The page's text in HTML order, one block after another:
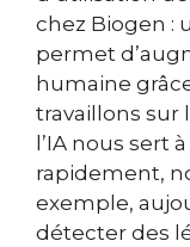
chez Biogen :
permet
humaine grâce
travaillons sur
l’IA nous sert
rapidement,
exemple,
détecter des